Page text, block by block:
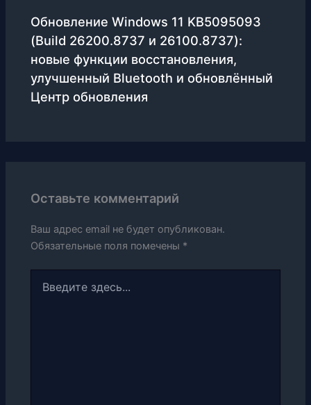
Обновление Windows 11 KB5095093
(Build 26200.8737 и 26100.8737):
новые функции восстановления,
улучшенный Bluetooth и обновлённый
Центр обновления
Оставьте комментарий
Ваш адрес email не будет опубликован.
Обязательные поля помечены *
здесь...